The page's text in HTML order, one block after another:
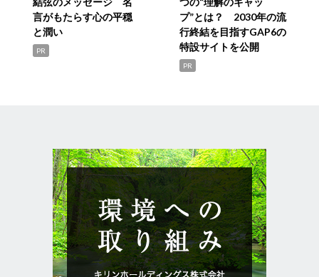
言がもたらす心の平穏
と潤い
PR
プ”とは？ 2030年の流
行終結を目指すGAP6の
特設サイトを公開
PR